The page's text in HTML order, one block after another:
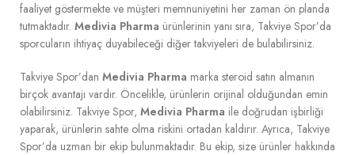
faaliyet göstermekte ve müşteri memnuniyetini her zaman ön planda
tutmaktadır. Medivia Pharma ürünlerinin yanı sıra, Takviye Spor’da
sporcuların ihtiyaç duyabileceği diğer takviyeleri de bulabilirsiniz.
Takviye Spor’dan Medivia Pharma marka steroid satın almanın
birçok avantajı vardır. Öncelikle, ürünlerin orijinal olduğundan emin
olabilirsiniz. Takviye Spor, Medivia Pharma ile doğrudan işbirliği
yaparak, ürünlerin sahte olma riskini ortadan kaldırır. Ayrıca, Takviye
Spor’da uzman bir ekip bulunmaktadır. Bu ekip, size ürünler hakkında